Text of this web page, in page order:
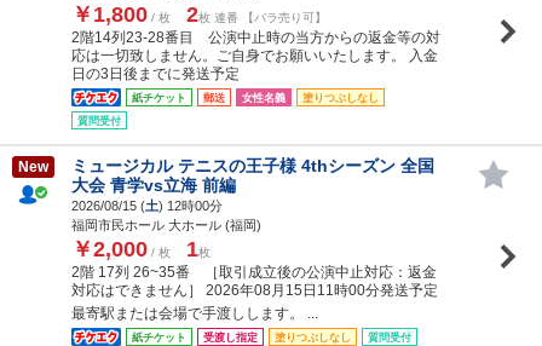
￥1,800 / 枚 2枚 連番 【バラ売り可】
2階14列23-28番目 公演中止時の当方からの返金等の対
応は一切致しません。ご自身でお願いいたします。 入金
日の3日後までに発送予定
紙チケット 郵送 女性名義
塗りつぶしなし
質問受付
New
ミュージカル テニスの王子様 4thシーズン 全国
大会 青学vs立海 前編
2026/08/15 (土) 12時00分
福岡市民ホール 大ホール (福岡)
￥2,000 / 枚 1枚
2階 17列 26~35番 ［取引成立後の公演中止対応：返金
対応はできません］ 2026年08月15日11時00分発送予定
最寄駅または会場で手渡しします。 ...
紙チケット 受渡し指定 塗りつぶしなし 質問受付